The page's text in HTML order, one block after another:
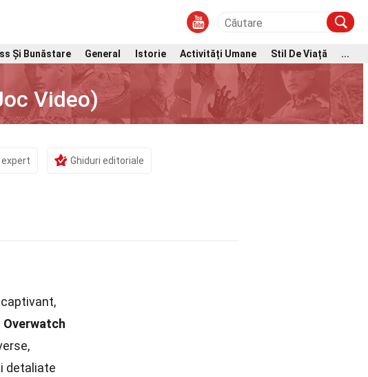
Și Bunăstare General Istorie Activități Umane Stil De Viață
...
Video)
Ghiduri editoriale
Overwatch
detaliate